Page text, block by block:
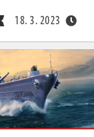
18. 3. 2023